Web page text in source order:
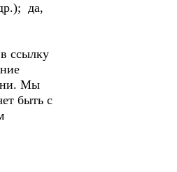
да,
ссылку
Мы
быть с